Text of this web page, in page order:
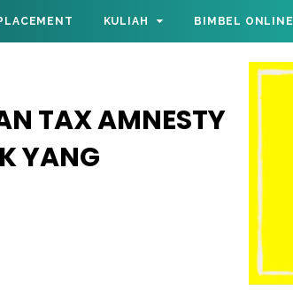
KULIAH BIMBEL ONLINE
TAX AMNESTY
YANG